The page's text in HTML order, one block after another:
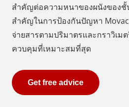
สำคัญต่อความหนาของผนังของ
สำคัญในการป้องกันปัญหา
จ่ายสารตามปริมาตรและกราวิเม
ควบคุมที่เหมาะสมที่สุด
Get free advice